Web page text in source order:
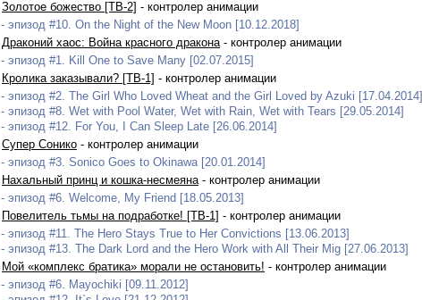
Золотое божество [ТВ-2] - контролер анимации
- эпизод #10. On the Night of the New Moon [10.12.2018]
Драконий хаос: Война красного дракона- контролер анимации
- эпизод #1. Kill One to Save Many [02.07.2015]
Кролика заказывали? [ТВ-1] - контролер анимации
- эпизод #2. The Girl Who Loved Wheat and the Girl Loved by Azuki [17.04.2014]
- эпизод #8. Wet with Pool Water, Wet with Rain, Wet with Tears [29.05.2014]
- эпизод #12. For You, I Can Sleep Late [26.06.2014]
Супер Сонико - контролер анимации
- эпизод #3. Sonico Goes to Okinawa [20.01.2014]
Нахальный принц и кошка-несмеяна- контролер анимации
- эпизод #6. Welcome, My Friend [18.05.2013]
Повелитель тьмы на подработке! [ТВ-1] - контролер анимации
- эпизод #11. The Hero Stays True to Her Convictions [13.06.2013]
- эпизод #13. The Dark Lord and the Hero Work with All Their Mig [27.06.2013]
Мой «комплекс братика» морали не остановить! - контролер анимации
- эпизод #6. Mayochiki [09.11.2012]